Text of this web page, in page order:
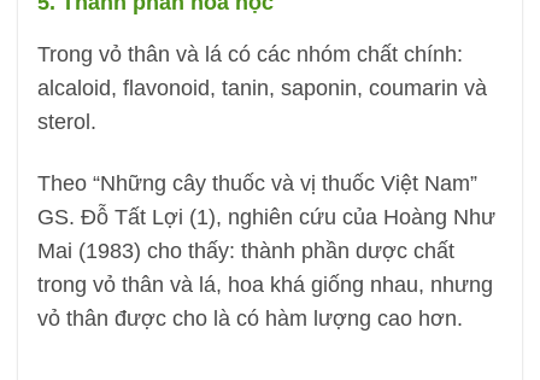
Trong vỏ thân và lá có các nhóm chất chính:
alcaloid, flavonoid, tanin, saponin, coumarin và
sterol.
Theo “Những cây thuốc và vị thuốc Việt Nam”
GS. Đỗ Tất Lợi (1), nghiên cứu của Hoàng Như
Mai (1983) cho thấy: thành phần dược chất
trong vỏ thân và lá, hoa khá giống nhau, nhưng
vỏ thân được cho là có hàm lượng cao hơn.